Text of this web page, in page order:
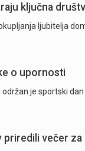
ključna
ljubitelja
o upornosti
je sportski
priredili večer za